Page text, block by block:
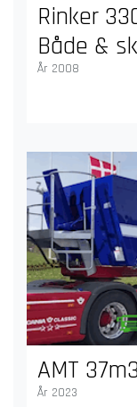
Rinker
Både &
År 2008
AMT
År 2023